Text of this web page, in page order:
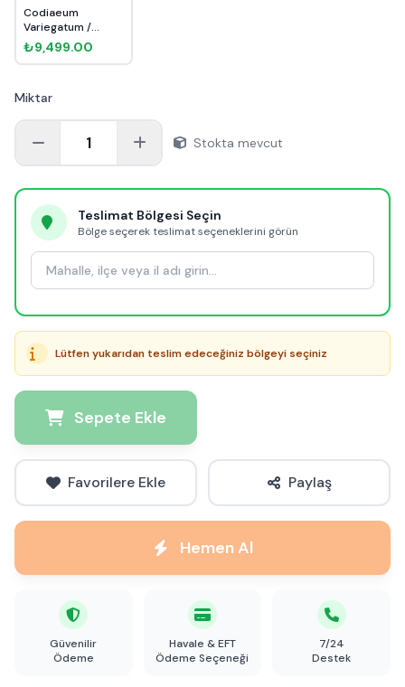
Codiaeum
Variegatum /
Craton 120cm
₺9,499.00
Miktar
1 Stokta mevcut
Teslimat Bölgesi Seçin
Bölge seçerek teslimat seçeneklerini görün
Lütfen yukarıdan teslim edeceğiniz bölgeyi seçiniz
Sepete Ekle
Favorilere Ekle Paylaş
Hemen Al
Güvenilir
Ödeme
Havale & EFT
Ödeme Seçeneği
7/24
Destek